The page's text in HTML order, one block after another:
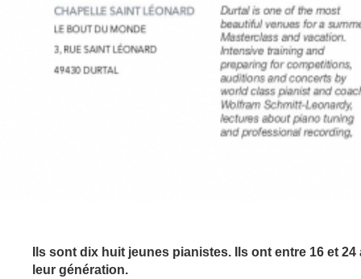
Ils sont dix huit jeunes pianistes. Ils ont entre 16 et
leur génération.